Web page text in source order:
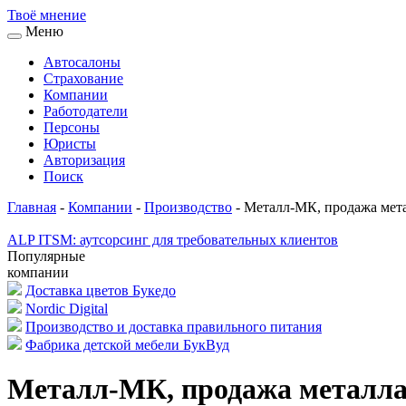
Твоё мнение
Меню
Автосалоны
Страхование
Компании
Работодатели
Персоны
Юристы
Авторизация
Поиск
Главная - Компании - Производство - Металл-МК, продажа
ALP ITSM: аутсорсинг для требовательных клиентов
Популярные
компании
Доставка цветов Букедо
Nordic Digital
Производство и доставка правильного питания
Фабрика детской мебели БукВуд
Металл-МК, продажа